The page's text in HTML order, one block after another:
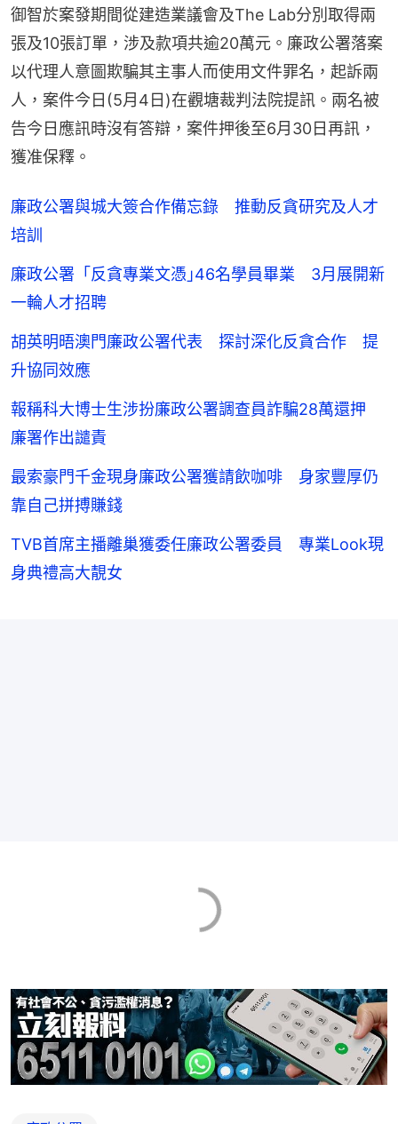
御智於案發期間從建造業議會及The Lab分別取得兩
張及10張訂單，涉及款項共逾20萬元。廉政公署落案
以代理人意圖欺騙其主事人而使用文件罪名，起訴兩
人，案件今日(5月4日)在觀塘裁判法院提訊。兩名被
告今日應訊時沒有答辯，案件押後至6月30日再訊，
獲准保釋。
廉政公署與城大簽合作備忘錄 推動反貪研究及人才
培訓
廉政公署「反貪專業文憑｣46名學員畢業 3月展開新
一輪人才招聘
胡英明晤澳門廉政公署代表 探討深化反貪合作 提
升協同效應
報稱科大博士生涉扮廉政公署調查員詐騙28萬還押
廉署作出譴責
最索豪門千金現身廉政公署獲請飲咖啡 身家豐厚仍
靠自己拼搏賺錢
TVB首席主播離巢獲委任廉政公署委員 專業Look現
身典禮高大靚女